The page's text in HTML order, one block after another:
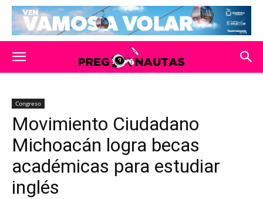
Congreso
Movimiento Ciudadano
Michoacán logra becas
académicas para estudiar
inglés